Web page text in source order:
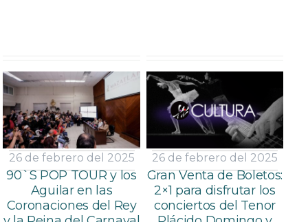
26 de febrero del 2025
90`S POP TOUR y los
Aguilar en las
Coronaciones del Rey
26 de febrero del 2025
Gran Venta de Boletos:
2×1 para disfrutar los
conciertos del Tenor